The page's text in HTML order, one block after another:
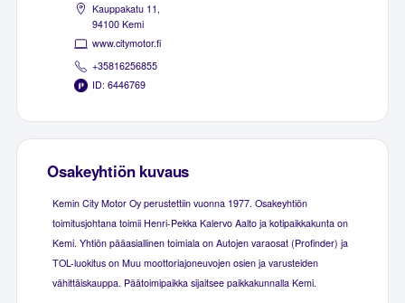
Kauppakatu 11,
94100 Kemi
www.citymotor.fi
+35816256855
ID: 6446769
Osakeyhtiön kuvaus
Kemin City Motor Oy perustettiin vuonna 1977. Osakeyhtiön
toimitusjohtana toimii Henri-Pekka Kalervo Aalto ja kotipaikkakunta on
Kemi. Yhtiön pääasiallinen toimiala on Autojen varaosat (Profinder) ja
TOL-luokitus on Muu moottoriajoneuvojen osien ja varusteiden
vähittäiskauppa. Päätoimipaikka sijaitsee paikkakunnalla Kemi.